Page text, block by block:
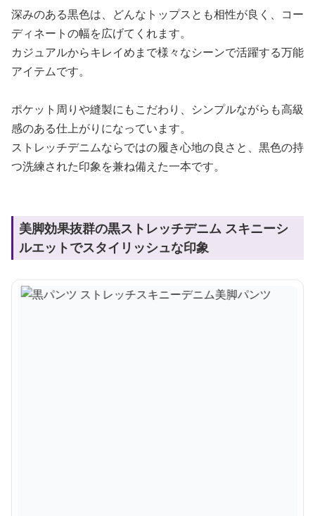
深みのある黒色は、どんなトップスとも相性が良く、コー
ディネートの幅を広げてくれます。
カジュアルからキレイめまで様々なシーンで活躍する万能
アイテムです。
ポケット周りや縫製にもこだわり、シンプルながらも高級
感のある仕上がりになっています。
ストレッチデニムならではの履き心地の良さと、黒色の持
つ洗練された印象を兼ね備えた一本です。
美脚効果抜群の黒ストレッチデニム スキニーシ
ルエットでスタイリッシュな印象